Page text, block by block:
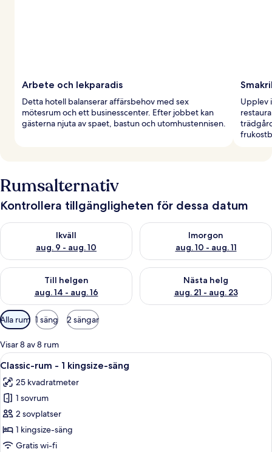
Arbete och lekparadis
Detta hotell balanserar affärsbehov med sex
mötesrum och ett businesscenter. Efter jobbet kan
gästerna njuta av spaet, bastun och utomhustennisen.
Upplev
Rumsalternativ
Kontrollera tillgängligheten för dessa datum
Ikväll
aug. 9 - aug. 10
Kontrollera tillgängligheten för ikväll aug. 9 - aug. 10
Imorgon
aug. 10 - aug. 11
Kontrollera tillgängligheten
Till helgen
aug. 14 - aug. 16
Kontrollera tillgängligheten för den här helgen aug. 14 - aug.
Nästa helg
aug. 21 - aug. 23
Kontrollera tillgängligheten
Tillgängliga
filter
för
rum
Alla rum 1 säng 2 sängar
Visar 8 av 8 rum
Öppna
alla
foton
för
Classic-
rum
-
Ett hotellrum med en stor säng,
6
Classic-rum - 1 kingsize-säng
25 kvadratmeter
1 sovrum
2 sovplatser
1 kingsize-säng
Gratis wi-fi